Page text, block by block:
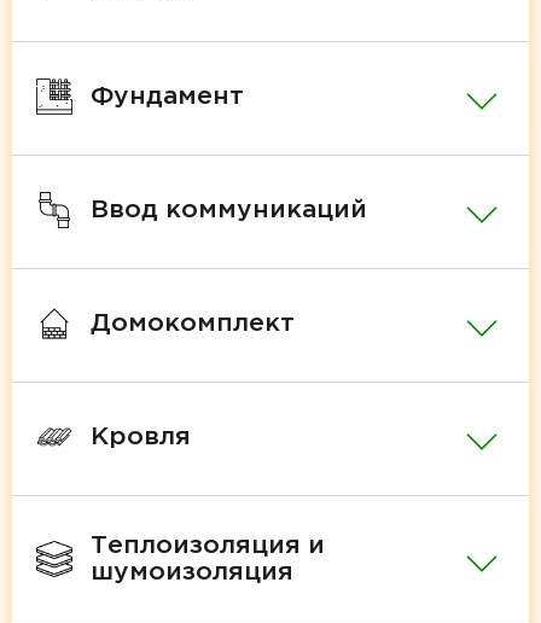
Фундамент
Ввод коммуникаций
Домокомплект
Кровля
Теплоизоляция и
шумоизоляция